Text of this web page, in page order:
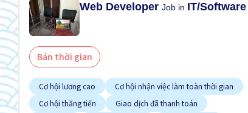
Web DeveloperJob in IT/Software
Bán thời gian
Cơ hội lương cao
Cơ hội nhận việc làm toàn thời gian
Cơ hội thăng tiến
Giao dịch đã thanh toán